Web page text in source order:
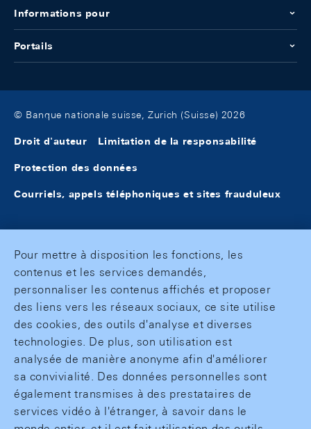
Informations pour
Portails
© Banque nationale suisse, Zurich (Suisse) 2026
Droit d'auteur Limitation de la responsabilité
Protection des données
Courriels, appels téléphoniques et sites frauduleux
Pour mettre à disposition les fonctions, les
contenus et les services demandés,
personnaliser les contenus affichés et proposer
des liens vers les réseaux sociaux, ce site utilise
des cookies, des outils d'analyse et diverses
technologies. De plus, son utilisation est
analysée de manière anonyme afin d'améliorer
sa convivialité. Des données personnelles sont
également transmises à des prestataires de
services vidéo à l'étranger, à savoir dans le